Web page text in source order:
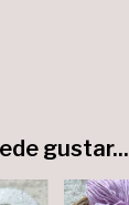
gustar...